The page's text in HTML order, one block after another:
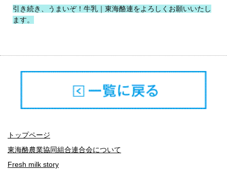
引き続き、うまいぞ！牛乳｜東海酪連をよろしくお願いいたし
ます。
トップページ
東海酪農業協同組合連合会について
Fresh milk story